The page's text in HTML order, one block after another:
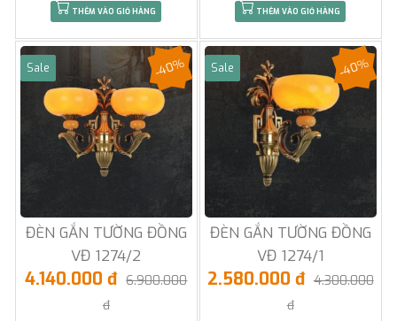
THÊM VÀO GIỎ HÀNG THÊM VÀO GIỎ HÀNG
Sale
ĐÈN GẮN TƯỜNG ĐỒNG
VĐ 1274/2
-40%
4.140.000 đ 6.900.000
đ
Sale
ĐÈN GẮN TƯỜNG ĐỒNG
VĐ 1274/1
-40%
2.580.000 đ 4.300.000
đ